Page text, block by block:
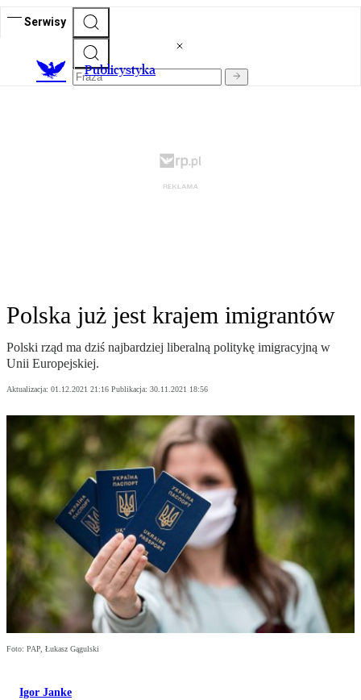
Serwisy
Publicystyka
Polska już jest krajem imigrantów
Polski rząd ma dziś najbardziej liberalną politykę imigracyjną w
Unii Europejskiej.
Aktualizacja: 01.12.2021 21:16 Publikacja: 30.11.2021 18:56
Foto: PAP, Łukasz Gągulski
Igor Janke